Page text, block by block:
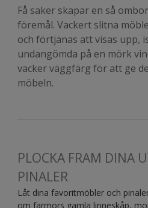
Få saker skapar en så
föremål. Vackert slitna
och förtjänas att visas upp,
undangömda på en mörk
vacker väggfärg för att ge
möbeln.
PLOCKA FRAM DINA
PINALER
Låt dina favoritmöbler och
om farmors gamla linneskåp,